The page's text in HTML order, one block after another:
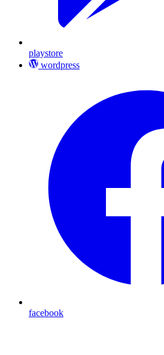
playstore
wordpress
facebook